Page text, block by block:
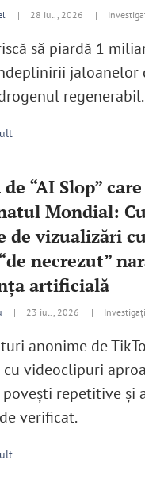
| 28 iul., 2026 |
să piardă 1
jaloanelor
regenerabil.
de “AI Slop”
Mondial:
de vizualizări
necrezut”
artificială
| 23 iul., 2026 |
anonime de
videoclipuri
povești repetitive și
verificat.